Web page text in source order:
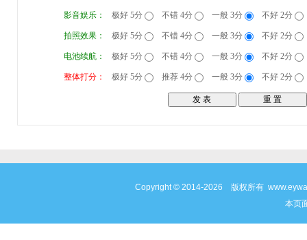
影音娱乐： 极好 5分 不错 4分 一般 3分 不好 2分
拍照效果： 极好 5分 不错 4分 一般 3分 不好 2分
电池续航： 极好 5分 不错 4分 一般 3分 不好 2分
整体打分： 极好 5分 推荐 4分 一般 3分 不好 2分
Copyright © 2014-2026 版权所有
本页